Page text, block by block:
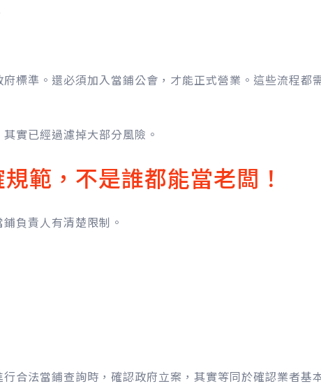
標準。還必須加入當鋪公會，才能正式營業。這些流程都
實已經過濾掉大部分風險。
範，不是誰都能當老闆！
負責人有清楚限制。
合法當鋪查詢時，確認政府立案，其實等同於確認業者基